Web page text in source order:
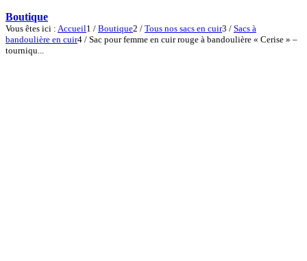
Boutique
Vous êtes ici : Accueil1 / Boutique2 / Tous nos sacs en cuir3 / Sacs à
bandoulière en cuir4 / Sac pour femme en cuir rouge à bandoulière « Cerise » –
tourniqu...